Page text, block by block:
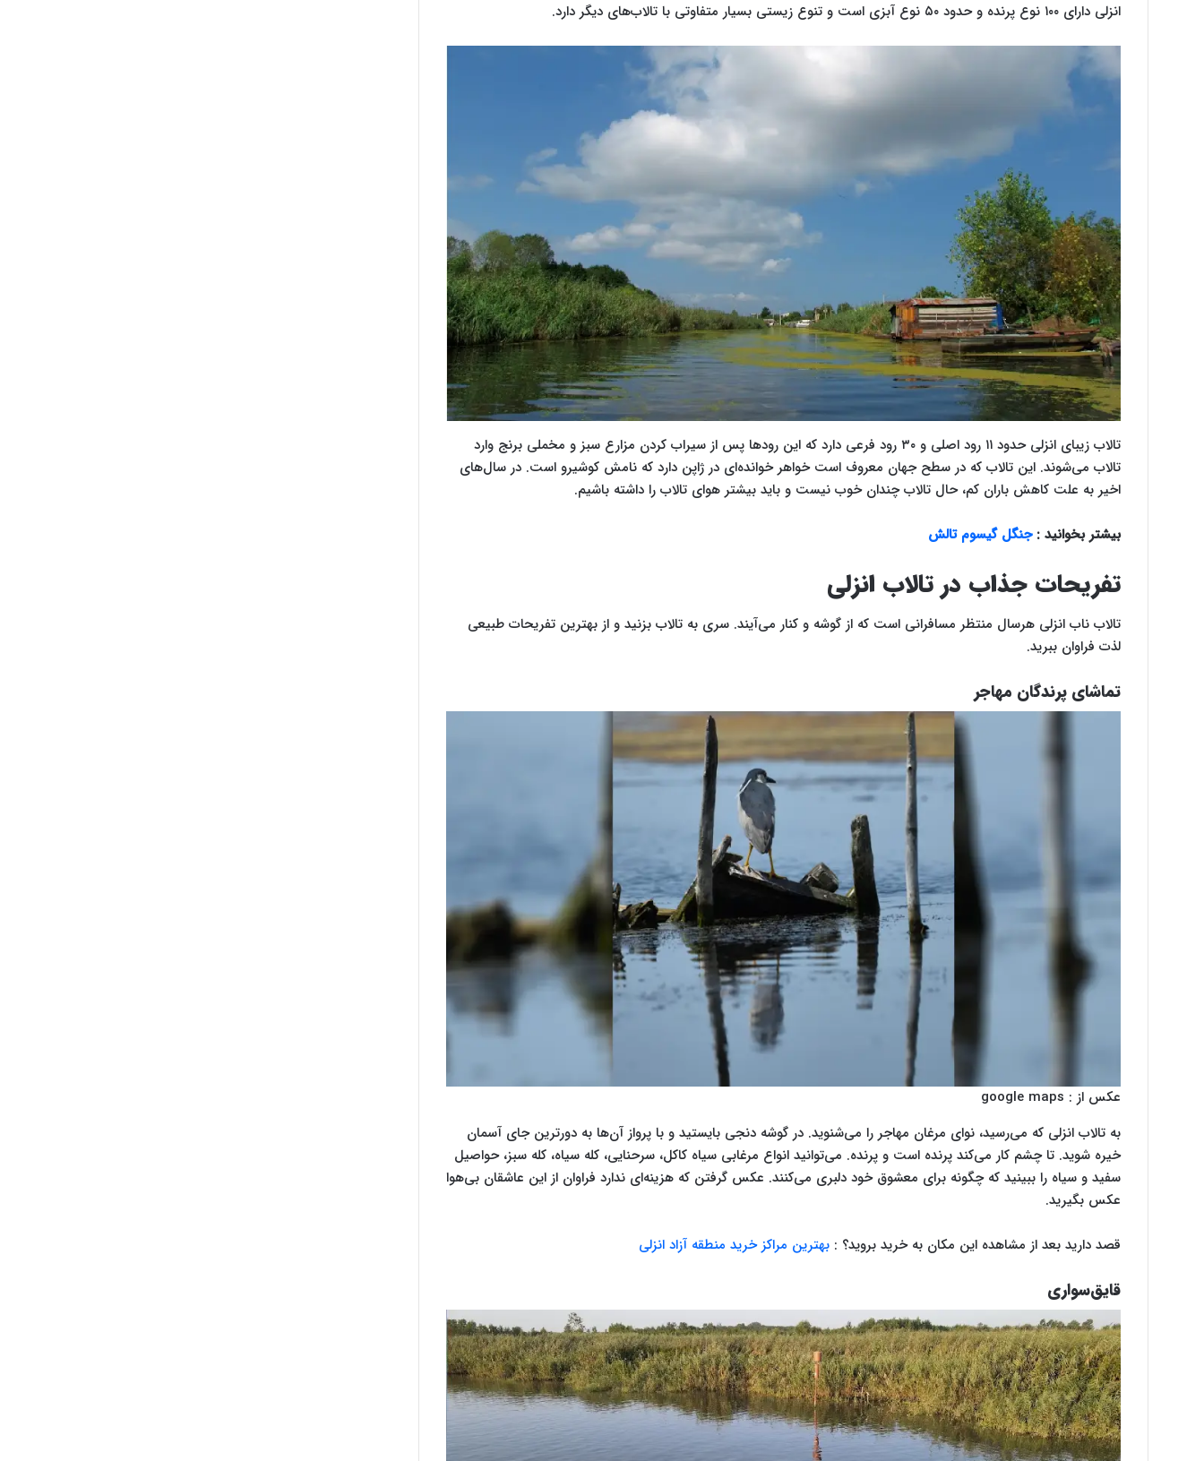
انزلی دارای ۱۰۰ نوع پرنده و حدود ۵۰ نوع آبزی است و تنوع زیستی بسیار متفاوتی با تالاب‌های دیگر دارد.
تالاب زیبای انزلی حدود ۱۱ رود اصلی و ۳۰ رود فرعی دارد که این رودها پس از سیراب کردن مزارع سبز و مخملی برنج وارد
تالاب می‌شوند‌. این تالاب که در سطح جهان معروف است‌ خواهر خوانده‌ای در ژاپن دارد که نامش کوشیرو است. در سال‌های
اخیر به علت کاهش باران کم، حال تالاب چندان خوب نیست و باید بیشتر هوای تالاب را داشته باشیم.
بیشتر بخوانید :جنگل گیسوم تالش
تفریحات جذاب در تالاب انزلی
تالاب ناب انزلی هرسال منتظر مسافرانی است که از گوشه و کنار می‌آیند. سری به تالاب بزنید و از بهترین تفریحات طبیعی
لذت فراوان ببرید.
تماشای پرندگان مهاجر
عکس از : google maps
به تالاب انزلی که می‌رسید، نوای مرغان مهاجر را می‌شنوید. در گوشه دنجی بایستید و با پرواز آن‌ها به دورترین جای آسمان
خیره شوید. تا چشم کار می‌کند پرنده است و پرنده. می‌توانید انواع مرغابی سیاه‌ کاکل، سرحنایی، کله سیاه، کله سبز، حواصیل
سفید و سیاه را ببینید که چگونه برای معشوق خود دلبری می‌کنند. عکس گرفتن که هزینه‌ای ندارد فراوان از این عاشقان بی‌هوا
عکس بگیرید.
قصد دارید بعد از مشاهده این مکان به خرید بروید؟ : بهترین مراکز خرید منطقه آزاد انزلی
قایق‌سواری